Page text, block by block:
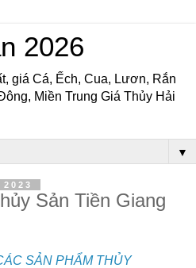
2026
giá Cá, Ếch, Cua, Lươn, Rắn
Miền Trung Giá Thủy Hải
▼
Sản Tiền Giang
SẢN PHẨM THỦY